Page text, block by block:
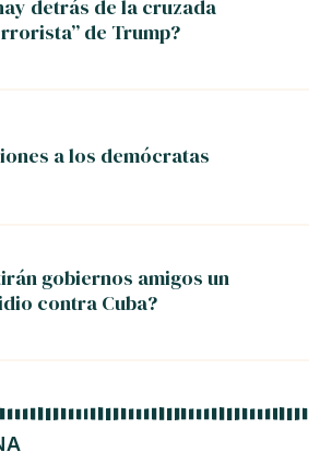
detrás de la cruzada
de Trump?
a los demócratas
gobiernos amigos un
contra Cuba?